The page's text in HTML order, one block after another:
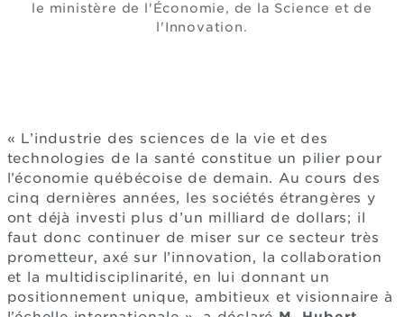
le ministère de l'Économie, de la Science et de
l'Innovation.
« L’industrie des sciences de la vie et des
technologies de la santé constitue un pilier pour
l’économie québécoise de demain. Au cours des
cinq dernières années, les sociétés étrangères y
ont déjà investi plus d’un milliard de dollars; il
faut donc continuer de miser sur ce secteur très
prometteur, axé sur l’innovation, la collaboration
et la multidisciplinarité, en lui donnant un
positionnement unique, ambitieux et visionnaire à